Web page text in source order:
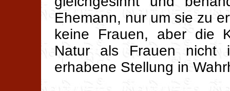
Ehemann, nur um sie zu
keine Frauen, aber die
Natur als Frauen
erhabene Stellung in